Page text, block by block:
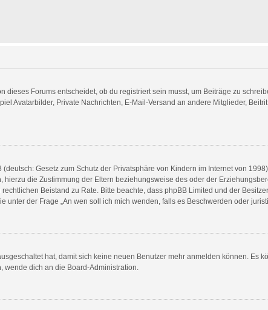
Forums entscheidet, ob du registriert sein musst, um Beiträge zu
Avatarbilder, Private Nachrichten, E-Mail-Versand an andere Mitglieder,
Gesetz zum Schutz der Privatsphäre von Kindern im Internet von
die Zustimmung der Eltern beziehungsweise des oder der
Beistand zu Rate. Bitte beachte, dass phpBB Limited und der
der Frage „An wen soll ich mich wenden, falls es Beschwerden oder
hat, damit sich keine neuen Benutzer mehr anmelden können. Es
wende dich an die Board-Administration.